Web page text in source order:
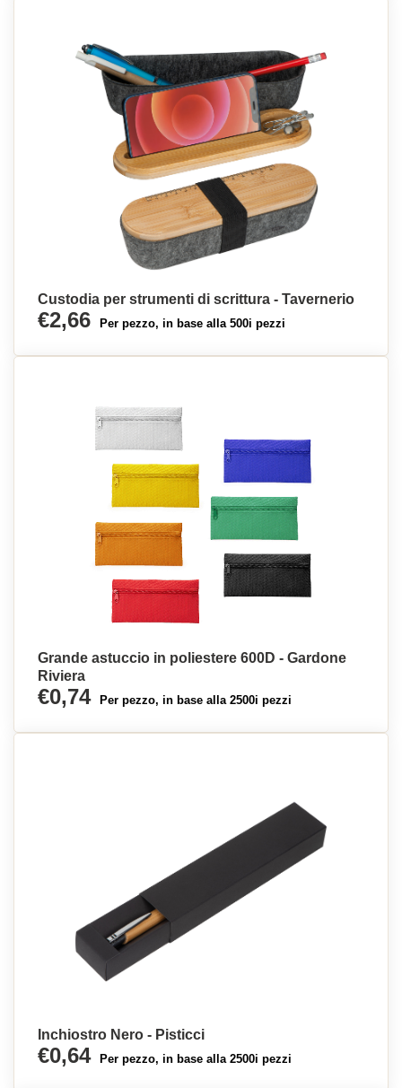
Custodia per strumenti di scrittura - Tavernerio
€2,66 Per pezzo, in base alla 500i pezzi
Grande astuccio in poliestere 600D - Gardone
Riviera
€0,74 Per pezzo, in base alla 2500i pezzi
Inchiostro Nero - Pisticci
€0,64 Per pezzo, in base alla 2500i pezzi